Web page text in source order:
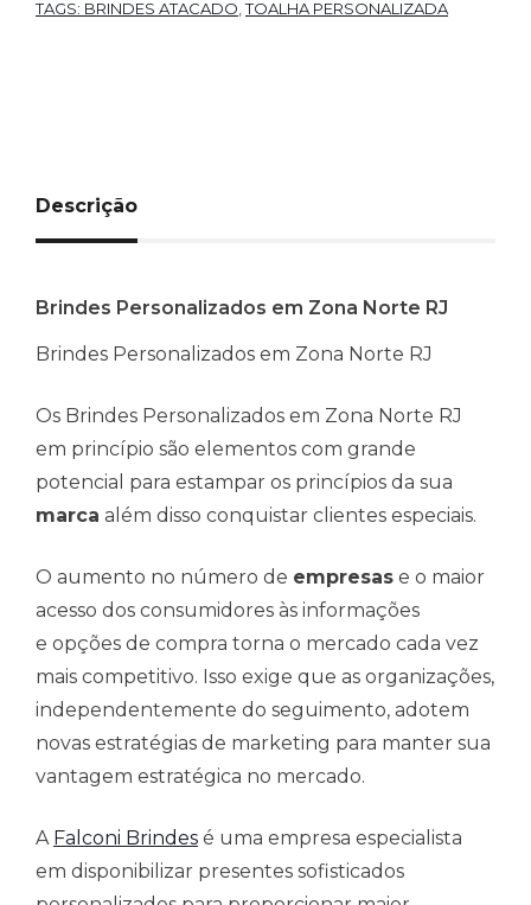
TAGS: BRINDES ATACADO ,TOALHA PERSONALIZADA
Descrição
Brindes Personalizados em Zona Norte RJ
Brindes Personalizados em Zona Norte RJ
Os Brindes Personalizados em Zona Norte RJ
em princípio são elementos com grande
potencial para estampar os princípios da sua
marca além disso conquistar clientes especiais.
O aumento no número de empresas e o maior
acesso dos consumidores às informações
e opções de compra torna o mercado cada vez
mais competitivo. Isso exige que as organizações,
independentemente do seguimento, adotem
novas estratégias de marketing para manter sua
vantagem estratégica no mercado.
A Falconi Brindes é uma empresa especialista
em disponibilizar presentes sofisticados